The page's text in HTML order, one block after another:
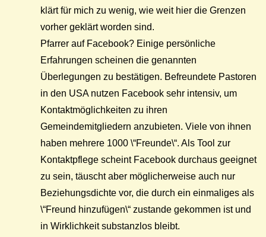
klärt für mich zu wenig, wie weit hier die Grenzen
vorher geklärt worden sind.
Pfarrer auf Facebook? Einige persönliche
Erfahrungen scheinen die genannten
Überlegungen zu bestätigen. Befreundete Pastoren
in den USA nutzen Facebook sehr intensiv, um
Kontaktmöglichkeiten zu ihren
Gemeindemitgliedern anzubieten. Viele von ihnen
haben mehrere 1000 \“Freunde\“. Als Tool zur
Kontaktpflege scheint Facebook durchaus geeignet
zu sein, täuscht aber möglicherweise auch nur
Beziehungsdichte vor, die durch ein einmaliges als
\“Freund hinzufügen\“ zustande gekommen ist und
in Wirklichkeit substanzlos bleibt.